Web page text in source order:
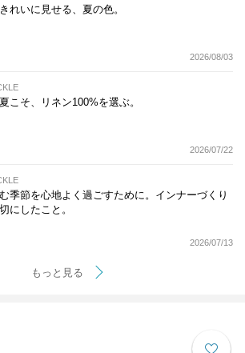
れいに見せる、夏の色。
2026/08/03
こそ、リネン100%を選ぶ。
2026/07/22
季節を心地よく過ごすために。インナーづくり
にしたこと。
2026/07/13
もっと見る